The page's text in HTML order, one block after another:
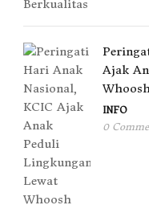
Ajak
Whoosh
INFO
0